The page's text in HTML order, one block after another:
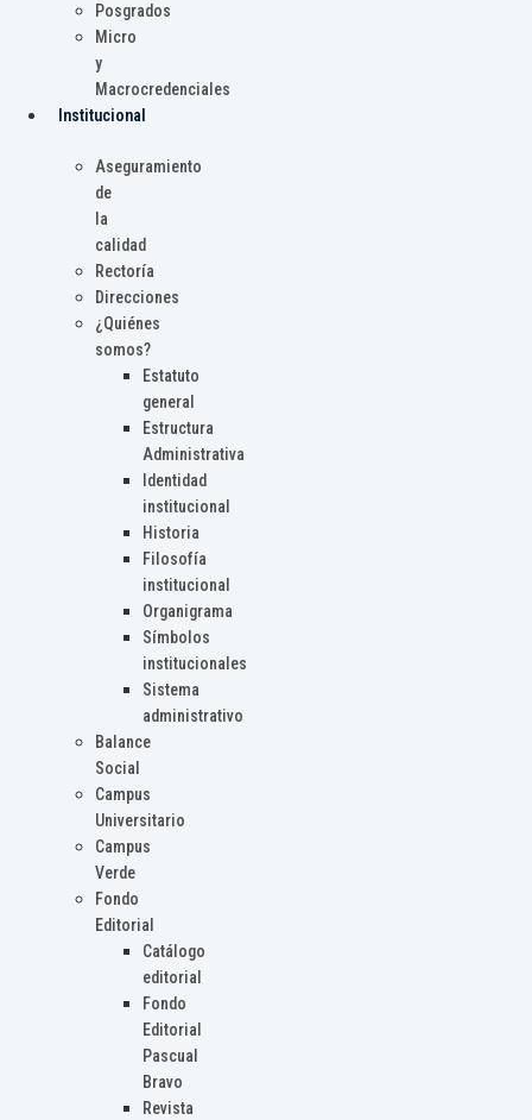
Posgrados
Micro
y
Macrocredenciales
Institucional
Aseguramiento
de
la
calidad
Rectoría
Direcciones
¿Quiénes
somos?
Estatuto
general
Estructura
Administrativa
Identidad
institucional
Historia
Filosofía
institucional
Organigrama
Símbolos
institucionales
Sistema
administrativo
Balance
Social
Campus
Universitario
Campus
Verde
Fondo
Editorial
Catálogo
editorial
Fondo
Editorial
Pascual
Bravo
Revista